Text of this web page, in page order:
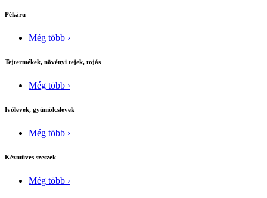
Pékáru
Még több ›
Tejtermékek, növényi tejek, tojás
Még több ›
Ivólevek, gyümölcslevek
Még több ›
Kézmûves szeszek
Még több ›